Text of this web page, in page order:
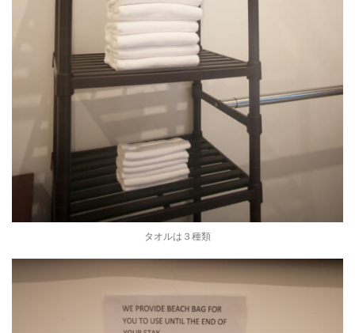
タオルは３種類